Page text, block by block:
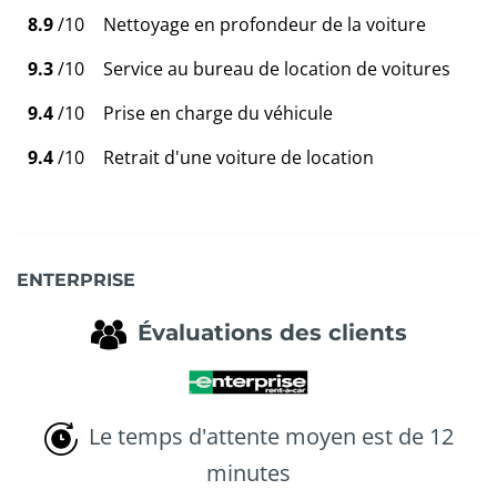
8.9/10
Nettoyage en profondeur de la voiture
9.3/10
Service au bureau de location de voitures
9.4/10
Prise en charge du véhicule
9.4/10 Retrait d'une voiture de location
ENTERPRISE
Évaluations des clients
Le temps d'attente moyen est de 12
minutes